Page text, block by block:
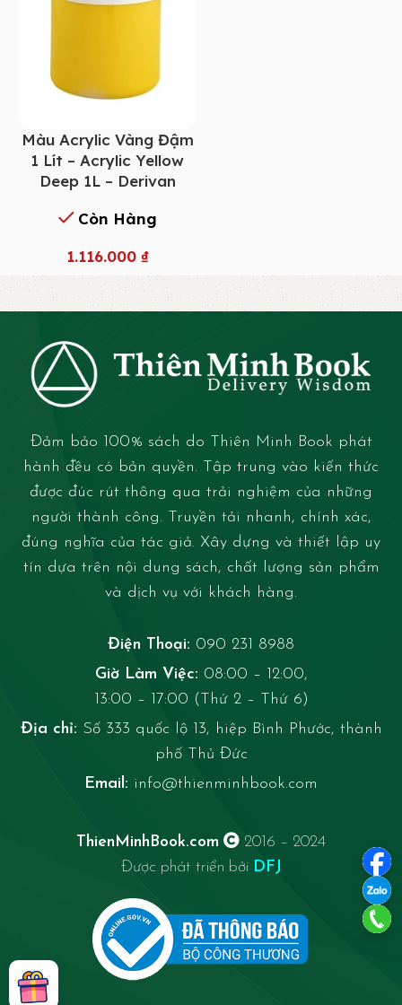
Màu Acrylic Vàng Đậm
1 Lít – Acrylic Yellow
Deep 1L – Derivan
Còn Hàng
1.116.000 ₫
Đảm bảo 100% sách do Thiên Minh Book phát
hành đều có bản quyền. Tập trung vào kiến thức
được đúc rút thông qua trải nghiệm của những
người thành công. Truyền tải nhanh, chính xác,
đúng nghĩa của tác giả. Xây dựng và thiết lập uy
tín dựa trên nội dung sách, chất lượng sản phẩm
và dịch vụ với khách hàng.
Điện Thoại: 090 231 8988
Giờ Làm Việc: 08:00 – 12:00,
13:00 – 17:00 (Thứ 2 – Thứ 6)
Địa chỉ: Số 333 quốc lộ 13, hiệp Bình Phước, thành
phố Thủ Đức
Email: info@thienminhbook.com
ThienMinhBook.com
2016 – 2024
Được phát triển bởi DFJ